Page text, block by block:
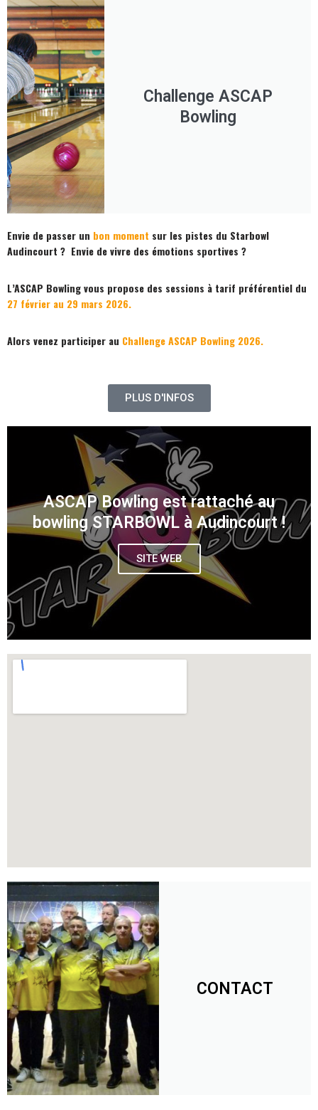
Challenge ASCAP
Bowling
Envie de passer un bon moment sur les pistes du Starbowl
Audincourt ? Envie de vivre des émotions sportives ?
L’ASCAP Bowling vous propose des sessions à tarif préférentiel du
27 février au 29 mars 2026.
Alors venez participer au Challenge ASCAP Bowling 2026.
PLUS D'INFOS
ASCAP Bowling est rattaché au
bowling STARBOWL à Audincourt !
SITE WEB
CONTACT